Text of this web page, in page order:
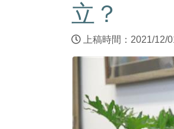
立？
上稿時間：2021/12/